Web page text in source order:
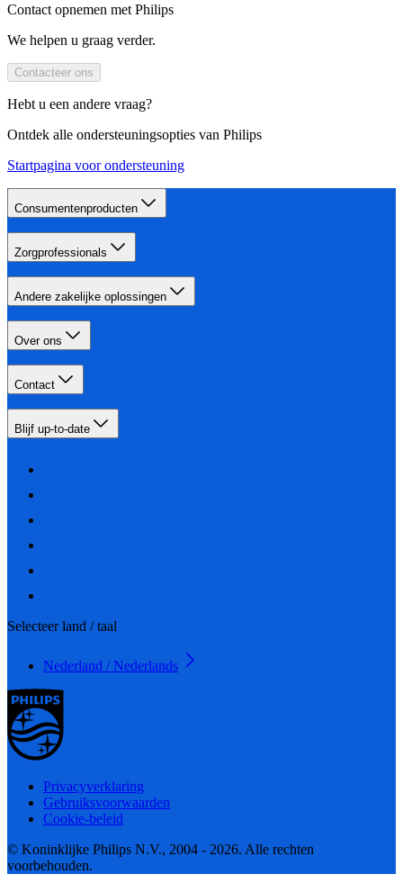
Contact opnemen met Philips
We helpen u graag verder.
Contacteer ons
Hebt u een andere vraag?
Ontdek alle ondersteuningsopties van Philips
Startpagina voor ondersteuning
Consumentenproducten
Zorgprofessionals
Andere zakelijke oplossingen
Over ons
Contact
Blijf up-to-date
Selecteer land / taal
Nederland / Nederlands
Privacyverklaring
Gebruiksvoorwaarden
Cookie-beleid
© Koninklijke Philips N.V., 2004 - 2026. Alle rechten
voorbehouden.